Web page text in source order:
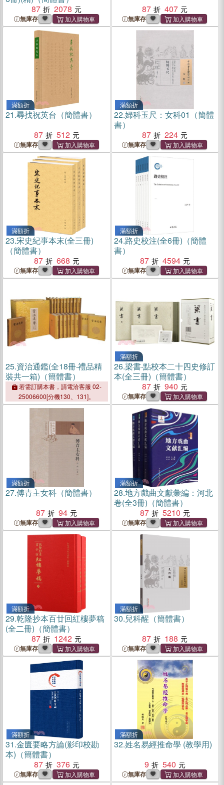
87
2078
無庫存
87 407
無庫存
滿額折
21.尋找祝英台（簡體書）
87
512
無庫存
滿額折
22.婦科玉尺：女科01（簡體
書）
87
224
無庫存
滿額折
23.宋史紀事本末(全三冊)
（簡體書）
87
668
無庫存
滿額折
24.路史校注(全6冊)（簡體
書）
87
4594
無庫存
25.資治通鑑(全18冊‧禮品精
裝共一箱)（簡體書）
若需訂購本書，請電洽客服 02-
25006600[分機130、131]。
滿額折
26.梁書‧點校本二十四史修訂
本(全三冊)（簡體書）
87
940
無庫存
滿額折
27.傅青主女科（簡體書）
87
94
無庫存
滿額折
28.地方戲曲文獻彙編：河北
卷(全3冊)（簡體書）
87
5210
無庫存
滿額折
29.乾隆抄本百廿回紅樓夢稿
(全二冊)（簡體書）
87
1242
無庫存
滿額折
30.兒科醒（簡體書）
87
188
無庫存
滿額折
31.金匱要略方論(影印校勘
本)（簡體書）
87
376
無庫存
滿額折
32.姓名易經推命學 (教學用)
9
540
無庫存